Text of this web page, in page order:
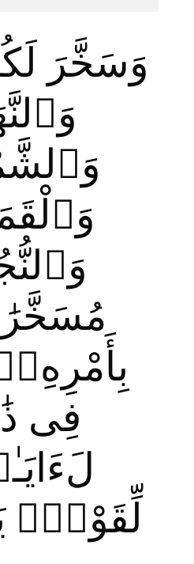
وَسَخَّرَ
فِى
لِّقَوْمٍۢ